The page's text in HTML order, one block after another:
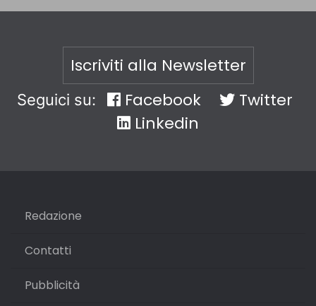
Iscriviti alla Newsletter
Seguici su: Facebook
Twitter
Linkedin
Redazione
Contatti
Pubblicità